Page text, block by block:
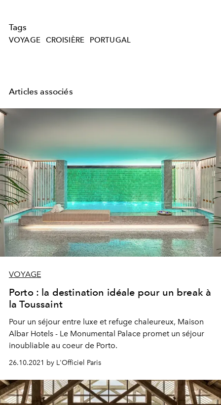
Tags
VOYAGE CROISIÈRE PORTUGAL
Articles associés
VOYAGE
Porto : la destination idéale pour un break à
la Toussaint
Pour un séjour entre luxe et refuge chaleureux, Maison
Albar Hotels - Le Monumental Palace promet un séjour
inoubliable au coeur de Porto.
26.10.2021 by L'Officiel Paris